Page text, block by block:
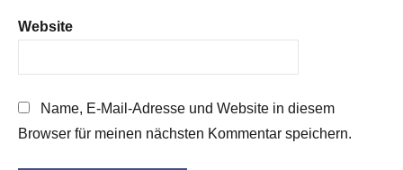
Website
Name, E-Mail-Adresse und Website in diesem
Browser für meinen nächsten Kommentar speichern.